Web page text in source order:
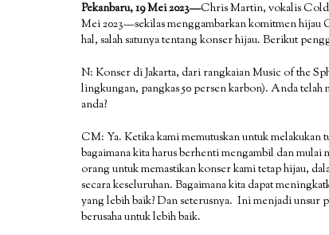
Pekanbaru, 19 Mei 2023—Chris Martin, vokalis
Mei 2023—sekilas menggambarkan komitmen
hal, salah satunya tentang konser hijau. Berikut
N: Konser di Jakarta, dari rangkaian Music of the
lingkungan, pangkas 50 persen karbon). Anda
anda?
CM: Ya. Ketika kami memutuskan untuk
bagaimana kita harus berhenti mengambil dan
orang untuk memastikan konser kami tetap hijau,
secara keseluruhan. Bagaimana kita dapat
yang lebih baik? Dan seterusnya. Ini menjadi unsur
berusaha untuk lebih baik.